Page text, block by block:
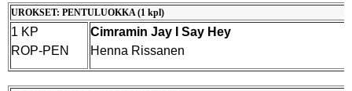
UROKSET: PENTULUOKKA (1 kpl)
1 KP
ROP-PEN
Cimramin Jay I Say Hey
Henna Rissanen